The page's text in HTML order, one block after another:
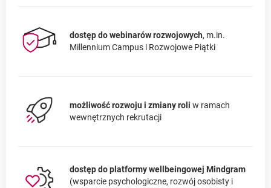
dostęp do webinarów rozwojowych, m.in.
Millennium Campus i Rozwojowe Piątki
możliwość rozwoju i zmiany roli w ramach
wewnętrznych rekrutacji
dostęp do platformy wellbeingowej Mindgram
(wsparcie psychologiczne, rozwój osobisty i